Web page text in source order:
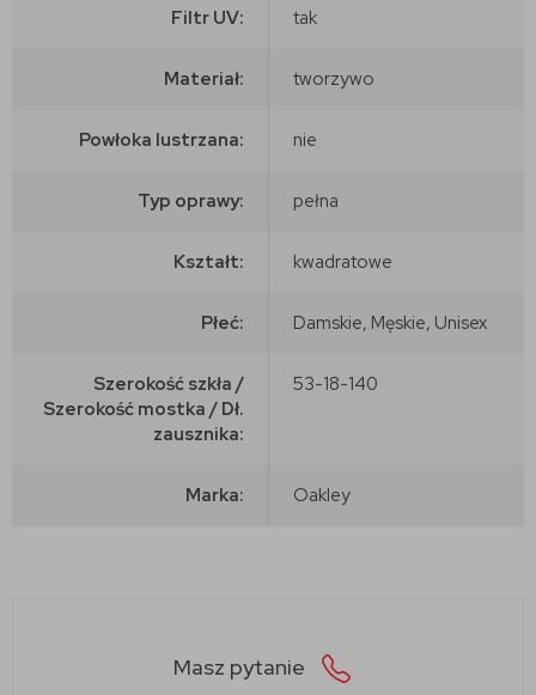
Filtr UV: tak
Materiał: tworzywo
Powłoka lustrzana: nie
Typ oprawy: pełna
Kształt: kwadratowe
Płeć: Damskie, Męskie, Unisex
Szerokość szkła /
Szerokość mostka / Dł.
zausznika:
53-18-140
Marka: Oakley
Masz pytanie